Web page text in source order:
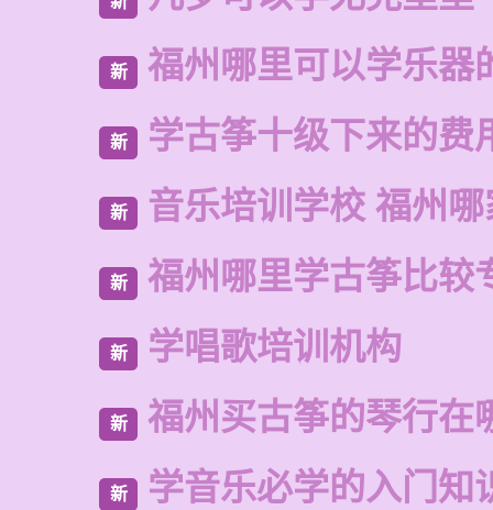
新 福州哪里可以学乐器
新 学古筝十级下来的费
新 音乐培训学校 福州
新 福州哪里学古筝比较
新 学唱歌培训机构
新 福州买古筝的琴行在
新 学音乐必学的入门知